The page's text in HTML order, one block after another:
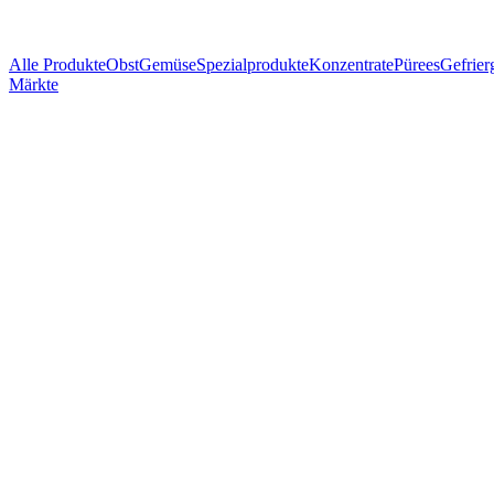
Alle ProdukteObstGemüseSpezialprodukteKonzentratePürees
Märkte